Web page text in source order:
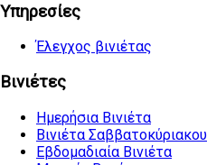
Υπηρεσίες
Έλεγχος βινιέτας
Βινιέτες
Ημερήσια Βινιέτα
Βινιέτα Σαββατοκύριακου
Εβδομαδιαία Βινιέτα